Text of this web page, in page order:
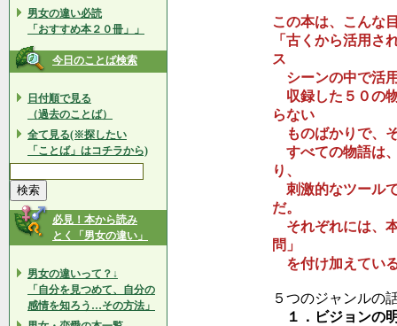
男女の違い必読
「おすすめ本２０冊」」
今日のことば検索
日付順で見る
（過去のことば）
全て見る(※探したい
「ことば」はコチラから)
必見！本から読み
とく「男女の違い」
男女の違いって？↓
「自分を見つめて、自分の
感情を知ろう…その方法」
この本は、こんな
「古くから活用さ
ス
シーンの中で活
収録した５０の
らない
ものばかりで、
すべての物語は
り、
刺激的なツール
だ。
それぞれには、
問」
を付け加えてい
５つのジャンルの
１．ビジョンの